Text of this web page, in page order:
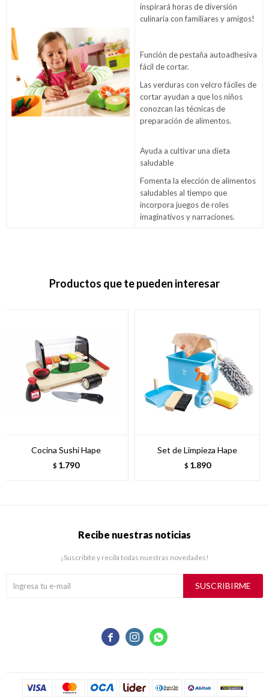
inspirará horas de diversión
culinaria con familiares y amigos!
Función de pestaña autoadhesiva
fácil de cortar.
Las verduras con velcro fáciles de
cortar ayudan a que los niños
conozcan las técnicas de
preparación de alimentos.
Ayuda a cultivar una dieta
saludable
Fomenta la elección de alimentos
saludables al tiempo que
incorpora juegos de roles
imaginativos y narraciones.
Productos que te pueden interesar
Cocina Sushi Hape
$ 1.790
Set de Limpieza Hape
$ 1.890
  
Recibe nuestras noticias
¡Suscribite y recibí todas nuestras novedades!
SUSCRIBIRME